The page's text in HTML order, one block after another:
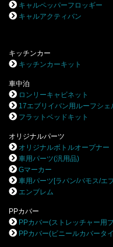
キャルペッパーフロッギー
キャルアクティバン
キッチンカー
キッチンカーキット
車中泊
ロンリーキャビネット
17エブリイバン用ルーフシェ
フラットベッドキット
オリジナルパーツ
オリジナルボトルオープナー
車用パーツ(汎用品)
Gマーカー
車用パーツ[ラパン/バモス/エ
エンブレム
PPカバー
PPカバー(ストレッチャー用
PPカバー(ビニールカバータ